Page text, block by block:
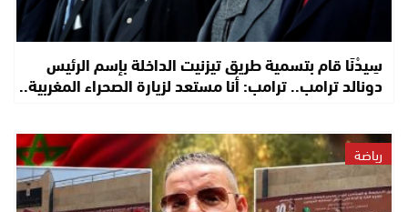
سِيدْنَا قام بتسمية طريق تيزنيت الداخلة بإسم الرئيس
دونالد ترامب.. ترامب: أنا مستعد لزيارة الصحراء المغربية..
رياضة